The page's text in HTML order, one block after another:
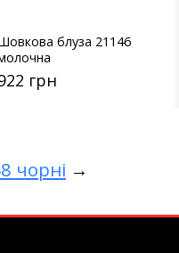
блуза 21146
грн
чорні →